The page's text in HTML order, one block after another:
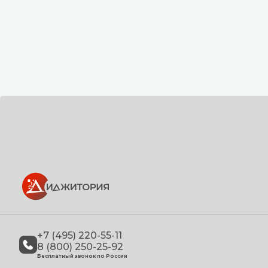
+7 (495) 220-55-11
8 (800) 250-25-92
Бесплатный звонок по России